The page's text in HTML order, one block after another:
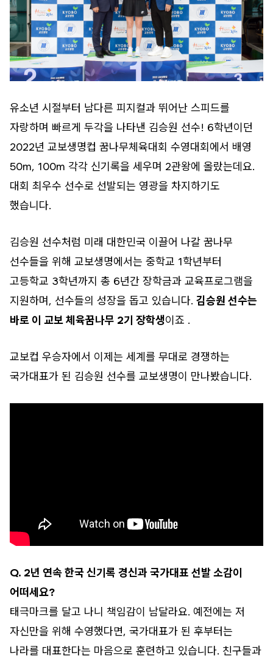
유소년 시절부터 남다른 피지컬과 뛰어난 스피드를
자랑하며 빠르게 두각을 나타낸 김승원 선수! 6학년이던
2022년 교보생명컵 꿈나무체육대회 수영대회에서 배영
50m, 100m 각각 신기록을 세우며 2관왕에 올랐는데요.
대회 최우수 선수로 선발되는 영광을 차지하기도
했습니다.
김승원 선수처럼 미래 대한민국 이끌어 나갈 꿈나무
선수들을 위해 교보생명에서는 중학교 1학년부터
고등학교 3학년까지 총 6년간 장학금과 교육프로그램을
지원하며, 선수들의 성장을 돕고 있습니다. 김승원 선수는
바로 이 교보 체육꿈나무 2기 장학생이죠 .
교보컵 우승자에서 이제는 세계를 무대로 경쟁하는
국가대표가 된 김승원 선수를 교보생명이 만나봤습니다.
Q. 2년 연속 한국 신기록 경신과 국가대표 선발 소감이
어떠세요?
태극마크를 달고 나니 책임감이 남달라요. 예전에는 저
자신만을 위해 수영했다면, 국가대표가 된 후부터는
나라를 대표한다는 마음으로 훈련하고 있습니다. 친구들과